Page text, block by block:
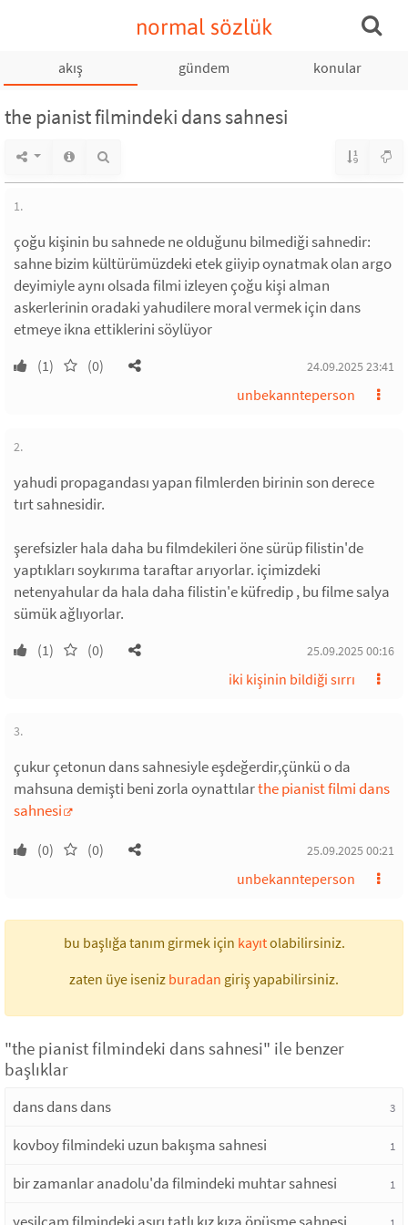
normal sözlük
akış gündem konular
the pianist filmindeki dans sahnesi
1.
çoğu kişinin bu sahnede ne olduğunu bilmediği sahnedir:
sahne bizim kültürümüzdeki etek giiyip oynatmak olan argo
deyimiyle aynı olsada filmi izleyen çoğu kişi alman
askerlerinin oradaki yahudilere moral vermek için dans
etmeye ikna ettiklerini söylüyor
(1) (0) 24.09.2025 23:41
unbekannteperson
2.
yahudi propagandası yapan filmlerden birinin son derece
tırt sahnesidir.
şerefsizler hala daha bu filmdekileri öne sürüp filistin'de
yaptıkları soykırıma taraftar arıyorlar. içimizdeki
netenyahular da hala daha filistin'e küfredip , bu filme salya
sümük ağlıyorlar.
(1) (0) 25.09.2025 00:16
iki kişinin bildiği sırrı
3.
çukur çetonun dans sahnesiyle eşdeğerdir,çünkü o da
mahsuna demişti beni zorla oynattılarthe pianist filmi dans
sahnesi
(0) (0) 25.09.2025 00:21
unbekannteperson
bu başlığa tanım girmek için kayıtolabilirsiniz.
zaten üye iseniz buradan giriş yapabilirsiniz.
"the pianist filmindeki dans sahnesi" ile benzer
başlıklar
dans dans dans 3
kovboy filmindeki uzun bakışma sahnesi 1
bir zamanlar anadolu'da filmindeki muhtar sahnesi 1